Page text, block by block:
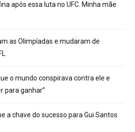
após essa luta no UFC. Minha mãe
as Olimpíadas e mudaram de
o mundo conspirava contra ele e
para ganhar”
a chave do sucesso para Gui Santos